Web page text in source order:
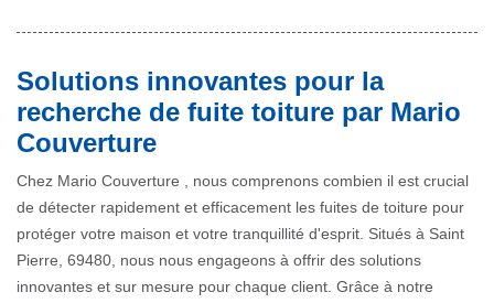
Solutions innovantes pour la
recherche de fuite toiture par Mario
Couverture
Chez Mario Couverture , nous comprenons combien il est crucial
de détecter rapidement et efficacement les fuites de toiture pour
protéger votre maison et votre tranquillité d'esprit. Situés à Saint
Pierre, 69480, nous nous engageons à offrir des solutions
innovantes et sur mesure pour chaque client. Grâce à notre